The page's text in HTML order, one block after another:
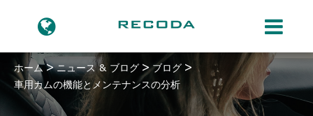
ホーム ニュース & ブログ
ブログ
車用カムの機能とメンテナンスの分析